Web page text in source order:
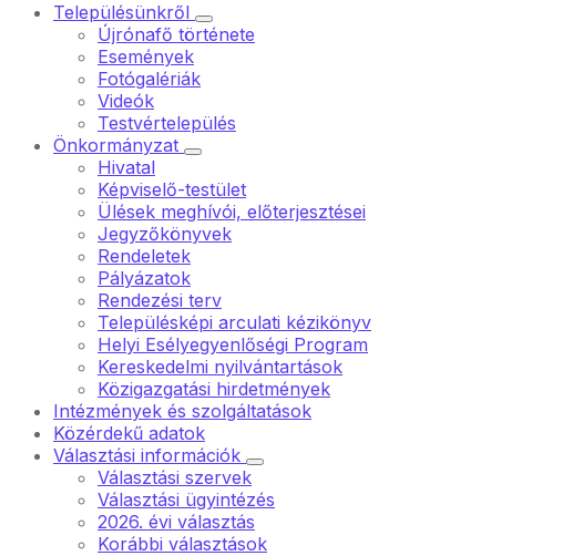
Településünkről
Újrónafő története
Események
Fotógalériák
Videók
Testvértelepülés
Önkormányzat
Hivatal
Képviselő-testület
Ülések meghívói, előterjesztései
Jegyzőkönyvek
Rendeletek
Pályázatok
Rendezési terv
Településképi arculati kézikönyv
Helyi Esélyegyenlőségi Program
Kereskedelmi nyilvántartások
Közigazgatási hirdetmények
Intézmények és szolgáltatások
Közérdekű adatok
Választási információk
Választási szervek
Választási ügyintézés
2026. évi választás
Korábbi választások